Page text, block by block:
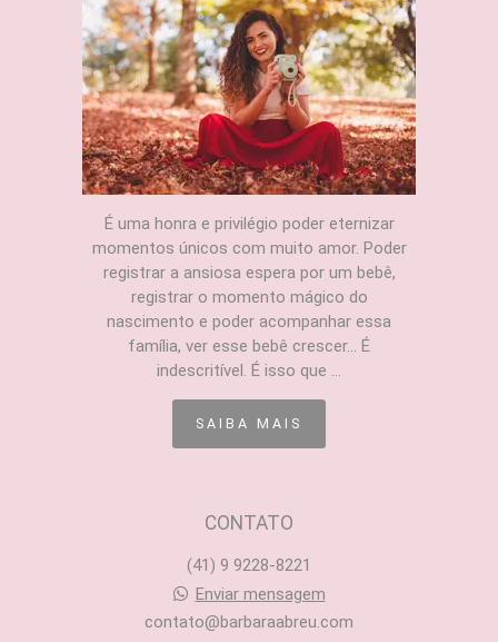
É uma honra e privilégio poder eternizar
momentos únicos com muito amor. Poder
registrar a ansiosa espera por um bebê,
registrar o momento mágico do
nascimento e poder acompanhar essa
família, ver esse bebê crescer... É
indescritível. É isso que ...
SAIBA MAIS
CONTATO
(41) 9 9228-8221
Enviar mensagem
contato@barbaraabreu.com